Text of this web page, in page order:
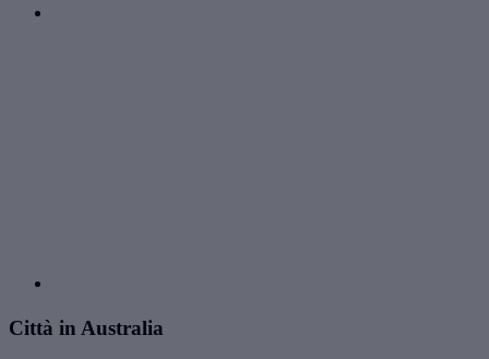
Città in Australia